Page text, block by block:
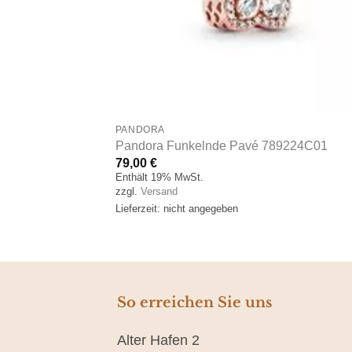
PANDORA
Pandora Funkelnde Pavé 789224C01
79,00 €
Enthält 19% MwSt.
zzgl. Versand
Lieferzeit: nicht angegeben
So erreichen Sie uns
Alter Hafen 2